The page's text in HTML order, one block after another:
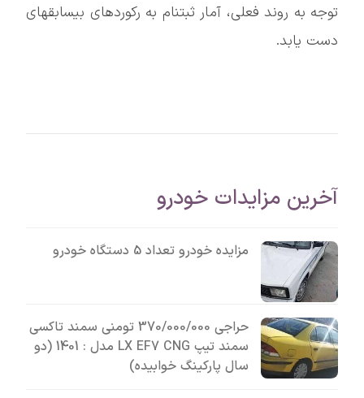
توجه به روند فعلی، آمار ثبتنام به رکوردهای بیسابقهای
دست یابد.
آخرین مزایدات خودرو
مزایده خودرو تعداد 5 دستگاه خودرو
حراجی 370/000/000 تومنی سمند تاکسی
سمند تیپ LX EF7 CNG مدل : 1401 (دو
سال پارکینگ خوابیده)